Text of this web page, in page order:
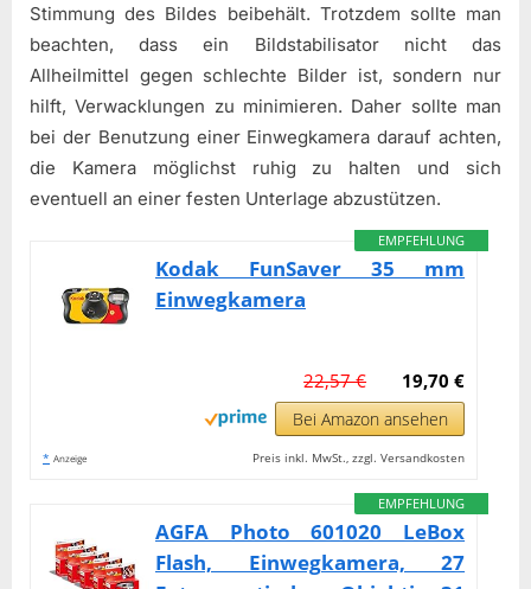
Stimmung des Bildes beibehält. Trotzdem sollte man
beachten, dass ein Bildstabilisator nicht das
Allheilmittel gegen schlechte Bilder ist, sondern nur
hilft, Verwacklungen zu minimieren. Daher sollte man
bei der Benutzung einer Einwegkamera darauf achten,
die Kamera möglichst ruhig zu halten und sich
eventuell an einer festen Unterlage abzustützen.
EMPFEHLUNG
Kodak FunSaver 35 mm
Einwegkamera
19,70 €
22,57 €
Bei Amazon ansehen
* Anzeige Preis inkl. MwSt., zzgl. Versandkosten
EMPFEHLUNG
AGFA Photo 601020 LeBox
Flash, Einwegkamera, 27